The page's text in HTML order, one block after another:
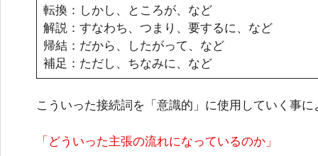
転換：しかし、ところが、など
解説：すなわち、つまり、要するに、など
帰結：だから、したがって、など
補足：ただし、ちなみに、など
こういった接続詞を「意識的」に使用していく事に
「どういった主張の流れになっているのか」